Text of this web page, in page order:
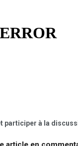
participer à la